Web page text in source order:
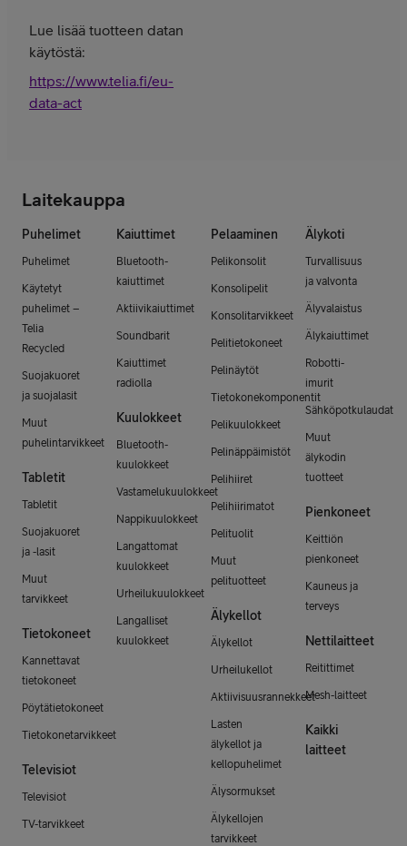
Lue lisää tuotteen datan
käytöstä:
https://www.telia.fi/eu-
data-act
Laitekauppa
Puhelimet
Puhelimet
Käytetyt
puhelimet –
Telia
Recycled
Suojakuoret
ja suojalasit
Muut
puhelintarvikkeet
Tabletit
Tabletit
Suojakuoret
ja -lasit
Muut
tarvikkeet
Tietokoneet
Kannettavat
tietokoneet
Pöytätietokoneet
Tietokonetarvikkeet
Televisiot
Televisiot
TV-tarvikkeet
Kaiuttimet
Bluetooth-
kaiuttimet
Aktiivikaiuttimet
Soundbarit
Kaiuttimet
radiolla
Kuulokkeet
Bluetooth-
kuulokkeet
Vastamelukuulokkeet
Nappikuulokkeet
Langattomat
kuulokkeet
Urheilukuulokkeet
Langalliset
kuulokkeet
Pelaaminen
Pelikonsolit
Konsolipelit
Konsolitarvikkeet
Pelitietokoneet
Pelinäytöt
Tietokonekomponentit
Pelikuulokkeet
Pelinäppäimistöt
Pelihiiret
Pelihiirimatot
Pelituolit
Muut
pelituotteet
Älykellot
Älykellot
Urheilukellot
Aktiivisuusrannekkeet
Lasten
älykellot ja
kellopuhelimet
Älysormukset
Älykellojen
tarvikkeet
Älykoti
Turvallisuus
ja valvonta
Älyvalaistus
Älykaiuttimet
Robotti-
imurit
Sähköpotkulaudat
Muut
älykodin
tuotteet
Pienkoneet
Keittiön
pienkoneet
Kauneus ja
terveys
Nettilaitteet
Reitittimet
Mesh-laitteet
Kaikki
laitteet